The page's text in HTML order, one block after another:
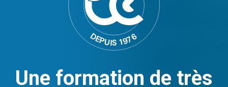
D
EPUIS 197
6
Une formation de très